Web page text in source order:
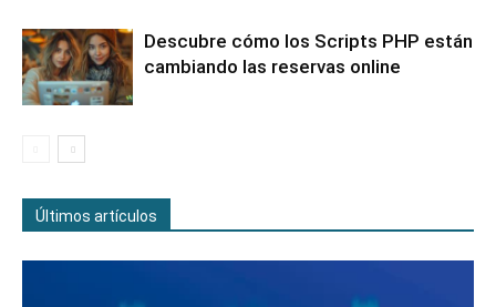
Descubre cómo los Scripts PHP están
cambiando las reservas online
Últimos artículos